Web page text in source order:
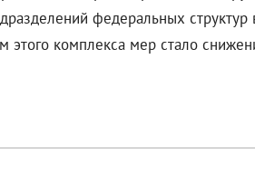
федеральных
этого комплекса мер стало